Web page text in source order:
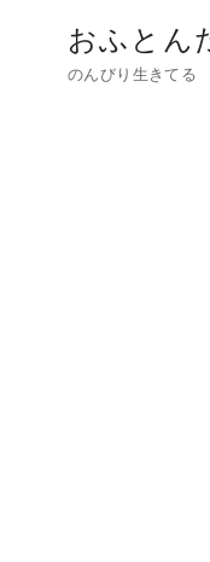
おふとん
のんびり生きてる